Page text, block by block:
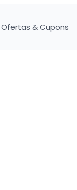
Ofertas & Cupons